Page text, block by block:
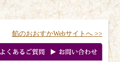
餡のおおすかWebサイトへ >>